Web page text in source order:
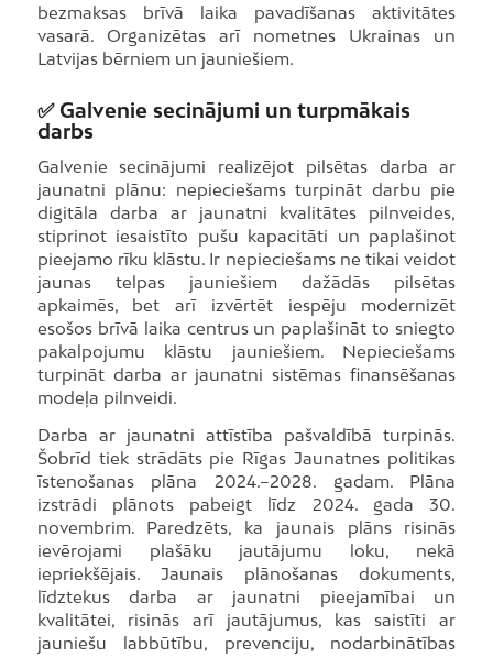
bezmaksas brīvā laika pavadīšanas aktivitātes
vasarā. Organizētas arī nometnes Ukrainas un
Latvijas bērniem un jauniešiem.
✅ Galvenie secinājumi un turpmākais
darbs
Galvenie secinājumi realizējot pilsētas darba ar
jaunatni plānu: nepieciešams turpināt darbu pie
digitāla darba ar jaunatni kvalitātes pilnveides,
stiprinot iesaistīto pušu kapacitāti un paplašinot
pieejamo rīku klāstu. Ir nepieciešams ne tikai veidot
jaunas telpas jauniešiem dažādās pilsētas
apkaimēs, bet arī izvērtēt iespēju modernizēt
esošos brīvā laika centrus un paplašināt to sniegto
pakalpojumu klāstu jauniešiem. Nepieciešams
turpināt darba ar jaunatni sistēmas finansēšanas
modeļa pilnveidi.
Darba ar jaunatni attīstība pašvaldībā turpinās.
Šobrīd tiek strādāts pie Rīgas Jaunatnes politikas
īstenošanas plāna 2024.–2028. gadam. Plāna
izstrādi plānots pabeigt līdz 2024. gada 30.
novembrim. Paredzēts, ka jaunais plāns risinās
ievērojami plašāku jautājumu loku, nekā
iepriekšējais. Jaunais plānošanas dokuments,
līdztekus darba ar jaunatni pieejamībai un
kvalitātei, risinās arī jautājumus, kas saistīti ar
jauniešu labbūtību, prevenciju, nodarbinātības